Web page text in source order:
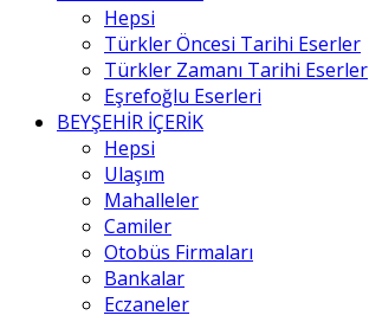
Hepsi
Türkler Öncesi Tarihi Eserler
Türkler Zamanı Tarihi Eserler
Eşrefoğlu Eserleri
BEYŞEHİR İÇERİK
Hepsi
Ulaşım
Mahalleler
Camiler
Otobüs Firmaları
Bankalar
Eczaneler